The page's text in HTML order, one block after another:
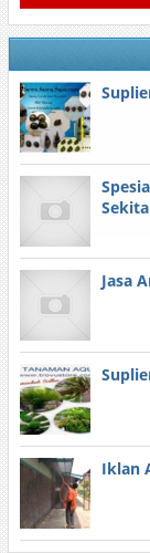
Jasa
Iklan